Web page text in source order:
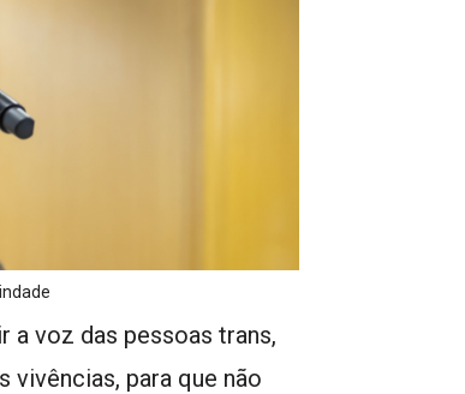
a voz das pessoas trans,
vivências, para que não